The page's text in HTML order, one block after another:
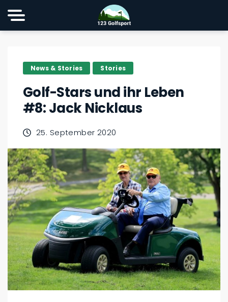
News & Stories Stories
Golf-Stars und ihr Leben
#8: Jack Nicklaus
25. September 2020